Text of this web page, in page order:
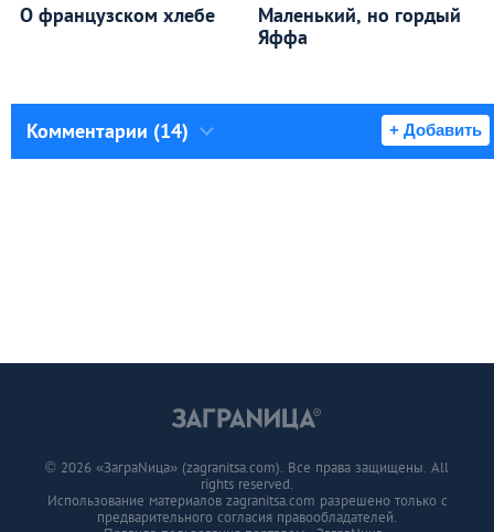
О французском хлебе
Маленький, но гордый
Яффа
Комментарии (14) + Добавить
© 2026 «ЗаграNица» (zagranitsa.com). Все права защищены. All
rights reserved.
Использование материалов zagranitsa.com разрешено только с
предварительного согласия правообладателей.